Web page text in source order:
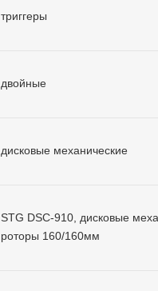
триггеры
двойные
дисковые механические
STG DSC-910, дисковые
роторы 160/160мм